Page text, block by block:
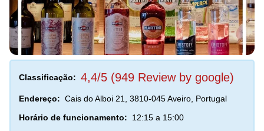
Classificação: 4,4/5 (949 Review by google)
Endereço: Cais do Alboi 21, 3810-045 Aveiro, Portugal
Horário de funcionamento:
12:15 a 15:00